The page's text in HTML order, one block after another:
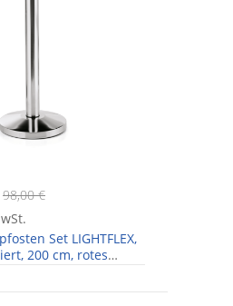
98,00 €
Set LIGHTFLEX,
200 cm, rotes
á 2 Stück